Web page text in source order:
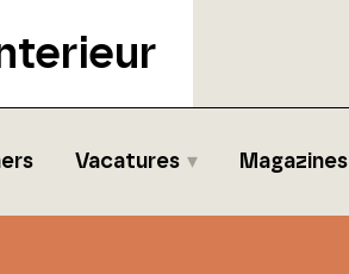
Vacatures Magazines